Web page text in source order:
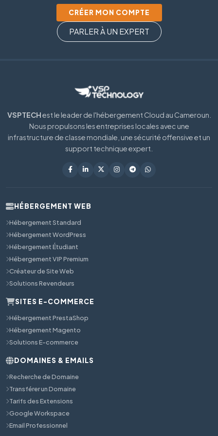
CRÉER MON COMPTE
PARLER À UN EXPERT
VSPTECHest le leader de l'hébergement Cloud au Cameroun.
Nous propulsons les entreprises locales avec une
infrastructure de classe mondiale, une sécurité offensive et un
support technique expert.
HÉBERGEMENT WEB
Hébergement Standard
Hébergement WordPress
Hébergement Étudiant
Hébergement VIP Premium
Créateur de Site Web
Solutions Revendeurs
SITES E-COMMERCE
Hébergement PrestaShop
Hébergement Magento
Solutions E-commerce
DOMAINES & EMAILS
Recherche de Domaine
Transférer un Domaine
Tarifs des Extensions
Google Workspace
Email Professionnel